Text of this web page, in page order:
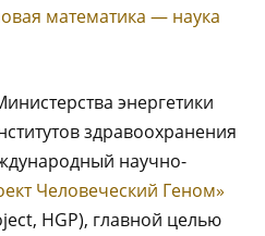
математика — наука
энергетики
здравоохранения
научно-
Человеческий Геном»
HGP), главной целью